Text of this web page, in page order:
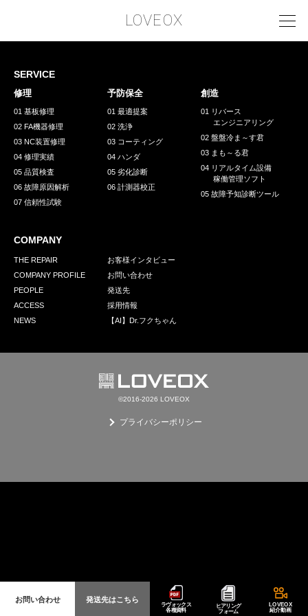
LOVEOX
PHILOSOPHY
COMPANY PROFILE
会社情報
SERVICE
サービス内容
INTERVIEW
お客様インタビュー
RECRUIT
/ 発送先
お問い合わせ 発送先はこちら
ラヴォックス
各種資料
ヒアリング
フォーム
LOVEOX
紹介動画
SERVICE
修理
01 基板修理
02 FA機器修理
03 NC装置修理
04 修理実績
05 品質検査
06 故障原因解析
07 信頼性試験
予防保全
01 最適提案
02 洗浄
03 コーティング
04 ハンダ
05 劣化診断
06 計測器校正
創造
01 リバース
エンジニアリング
02 盤盤冷ま～す君
03 まも～る君
04 リアルタイム設備
稼働管理ソフト
05 故障予知診断ツール
COMPANY
THE REPAIR
COMPANY PROFILE
PEOPLE
ACCESS
NEWS
お客様インタビュー
お問い合わせ
発送先
採用情報
【AI】Dr.フクちゃん
©2016-2026 LOVEOX
プライバシーポリシー